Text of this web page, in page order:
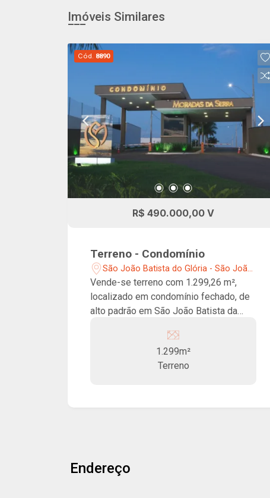
Imóveis Similares
Cód. 8890
R$ 490.000,00 V
Terreno - Condomínio
São João Batista do Glória - São João
Batista do Glória/MG
Vende-se terreno com 1.299,26 m²,
localizado em condomínio fechado, de
alto padrão em São João Batista da
segurança com portaria 24 horas, além
de diversas opções de lazer, como
quadra de beach tênis, restaurante,
redários, um jardim frutífero e um
1.299m²
Terreno
Endereço